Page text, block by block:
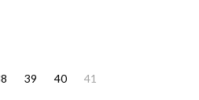
39 40 41